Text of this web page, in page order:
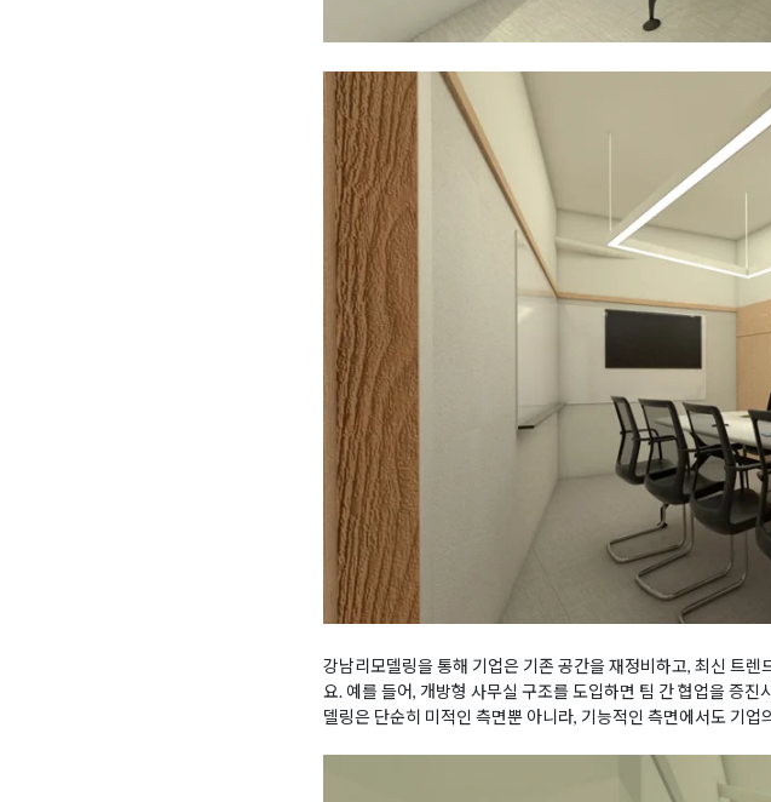
강남리모델링을 통해 기업은 기존 공간을 재정비하고, 최신 트
요. 예를 들어, 개방형 사무실 구조를 도입하면 팀 간 협업을 증
델링은 단순히 미적인 측면뿐 아니라, 기능적인 측면에서도 기